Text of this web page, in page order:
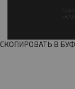
СКОПИРОВАТЬ В